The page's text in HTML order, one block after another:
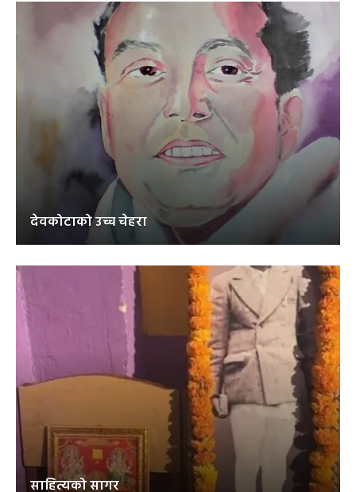
देवकोटाको उच्च चेहरा
साहित्यको सागर